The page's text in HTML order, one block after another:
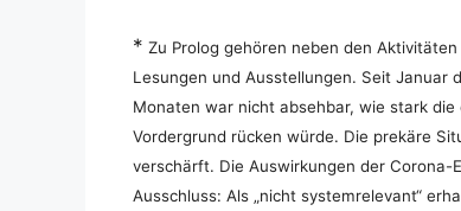
* Zu Prolog gehören neben den
Lesungen und Ausstellungen. Seit Januar
Monaten war nicht absehbar, wie stark
Vordergrund rücken würde. Die prekäre
verschärft. Die Auswirkungen der Corona-
Ausschluss: Als „nicht systemrelevant“